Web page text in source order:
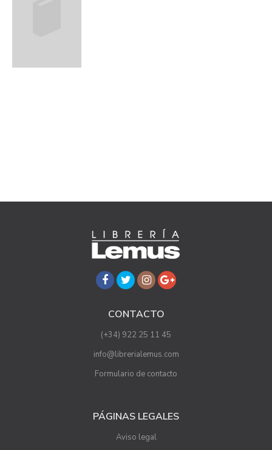
CONTACTO
(+34) 922 25 11 45
info@librerialemus.com
Formulario de contacto
PÁGINAS LEGALES
Aviso legal